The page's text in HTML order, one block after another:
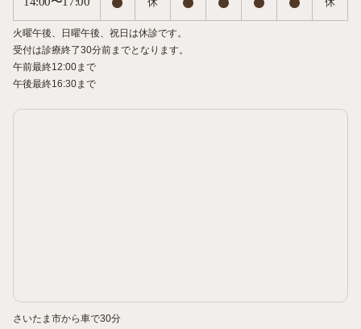
火曜午後、日曜午後、祝日は休診です。
受付は診療終了30分前までとなります。
午前最終12:00まで
午後最終16:30まで
さいたま市から車で30分